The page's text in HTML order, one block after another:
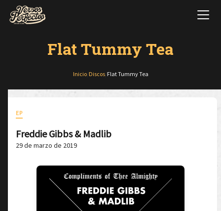
Flat Tummy Tea
Inicio/ Discos/ Flat Tummy Tea
EP
Freddie Gibbs & Madlib
29 de marzo de 2019